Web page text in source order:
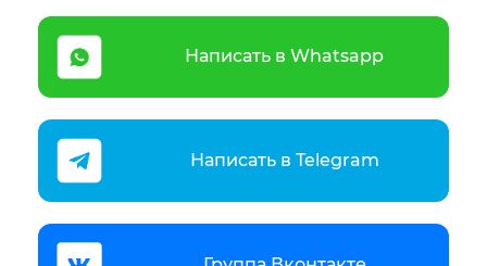
Написать в Whatsapp
Написать в Telegram